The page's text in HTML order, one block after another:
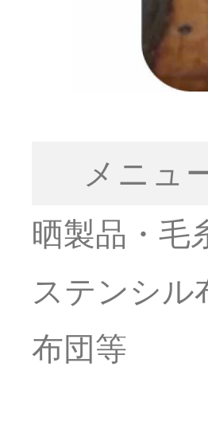
メニュ
晒製品・毛
ステンシル
布団等